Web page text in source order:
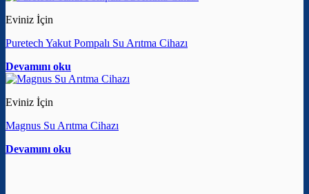
Eviniz İçin
Puretech Yakut Pompalı Su Arıtma Cihazı
Devamını oku
Eviniz İçin
Magnus Su Arıtma Cihazı
Devamını oku